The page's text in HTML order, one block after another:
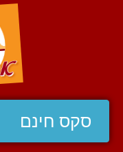
סקס חינם